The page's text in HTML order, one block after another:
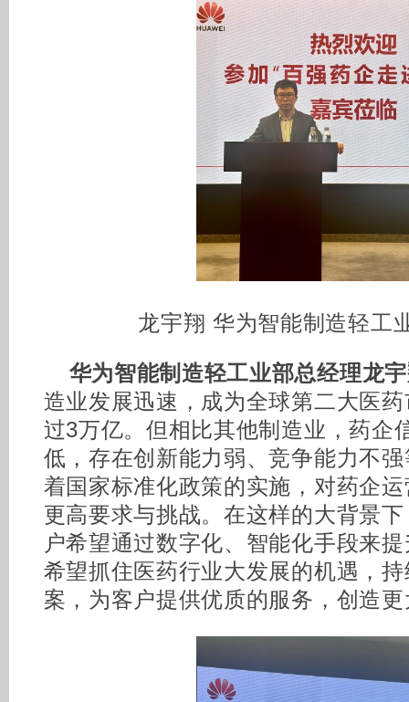
龙宇翔 华为智能制造轻工
华为智能制造轻工业部总经理龙
造业发展迅速，成为全球第二大医
过3万亿。但相比其他制造业，药企
低，存在创新能力弱、竞争能力不
着国家标准化政策的实施，对药企
更高要求与挑战。在这样的大背景
户希望通过数字化、智能化手段来
希望抓住医药行业大发展的机遇，
案，为客户提供优质的服务，创造